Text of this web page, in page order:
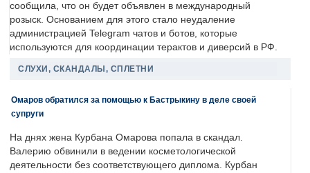
сообщила, что он будет объявлен в международный
розыск. Основанием для этого стало неудаление
администрацией Telegram чатов и ботов, которые
используются для координации терактов и диверсий в РФ.
СЛУХИ, СКАНДАЛЫ, СПЛЕТНИ
Омаров обратился за помощью к Бастрыкину в деле своей
супруги
На днях жена Курбана Омарова попала в скандал.
Валерию обвинили в ведении косметологической
деятельности без соответствующего диплома. Курбан